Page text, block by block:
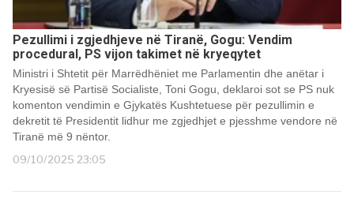
Pezullimi i zgjedhjeve në Tiranë, Gogu: Vendim
procedural, PS vijon takimet në kryeqytet
Ministri i Shtetit për Marrëdhëniet me Parlamentin dhe anëtar i
Kryesisë së Partisë Socialiste, Toni Gogu, deklaroi sot se PS nuk
komenton vendimin e Gjykatës Kushtetuese për pezullimin e
dekretit të Presidentit lidhur me zgjedhjet e pjesshme vendore në
Tiranë më 9 nëntor.
09/10/2025 23:05